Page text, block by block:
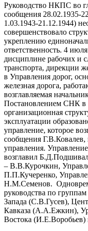
Руководство НКПС во
сообщения 28.02.1935-
1.03.1943-21.12.1944)
совершенствовало
укреплению
ответственность. 4
дисциплине рабочих и
транспорта, дирекции
в Управления дорог,
железная дорога,
возглавляемая
Постановлением СНК в
организационная
эксплуатации
управление, которое
сообщения Г.В.Ковалев,
управления.
возглавил
– В.В.Курочкин,
П.П.Кучеренко,
Н.М.Семенов.
руководства по
Запада (С.В.Гусев),
Кавказа (А.А.Ежкин),
Востока